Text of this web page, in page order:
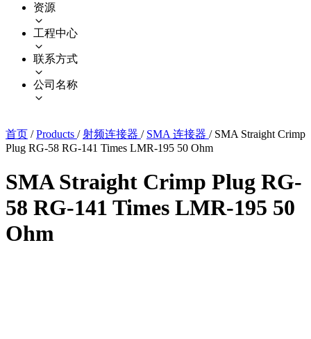
资源
工程中心
联系方式
公司名称
首页 / Products / 射频连接器 / SMA 连接器 / SMA Straight Crimp
Plug RG-58 RG-141 Times LMR-195 50 Ohm
SMA Straight Crimp Plug RG-
58 RG-141 Times LMR-195 50
Ohm